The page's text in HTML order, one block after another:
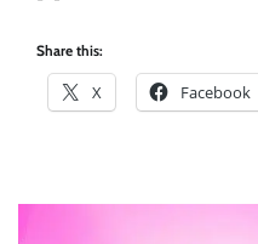
Share this:
X Facebook